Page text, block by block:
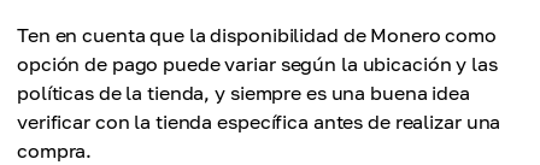
Ten en cuenta que la disponibilidad de Monero como
opción de pago puede variar según la ubicación y las
políticas de la tienda, y siempre es una buena idea
verificar con la tienda específica antes de realizar una
compra.